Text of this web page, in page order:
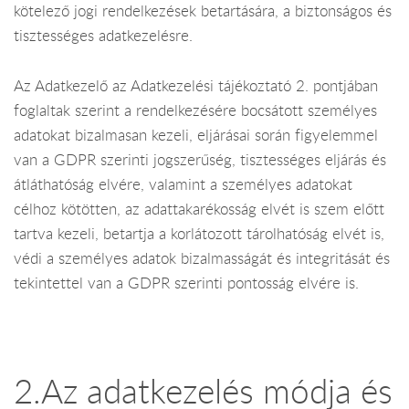
kötelező jogi rendelkezések betartására, a biztonságos és
tisztességes adatkezelésre.
Az Adatkezelő az Adatkezelési tájékoztató 2. pontjában
foglaltak szerint a rendelkezésére bocsátott személyes
adatokat bizalmasan kezeli, eljárásai során figyelemmel
van a GDPR szerinti jogszerűség, tisztességes eljárás és
átláthatóság elvére, valamint a személyes adatokat
célhoz kötötten, az adattakarékosság elvét is szem előtt
tartva kezeli, betartja a korlátozott tárolhatóság elvét is,
védi a személyes adatok bizalmasságát és integritását és
tekintettel van a GDPR szerinti pontosság elvére is.
2.Az adatkezelés módja és